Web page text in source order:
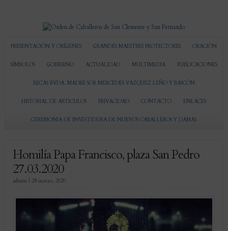
PRESENTACIÓN Y ORÍGENES GRANDES MAESTRES PROTECTORES ORACIÓN
SÍMBOLOS GOBIERNO ACTUALIDAD MULTIMEDIA PUBLICACIONES
BECAS RVDA. MADRE SOR MERCEDES VAZQUEZ LEÑO Y BASCÓN
HISTORIAL DE ARTICULOS PRIVACIDAD CONTACTO ENLACES
CEREMONIA DE INVESTIDURA DE NUEVOS CABALLEROS Y DAMAS
Homilía Papa Francisco, plaza San Pedro
27.03.2020
admin | 28 marzo, 2020